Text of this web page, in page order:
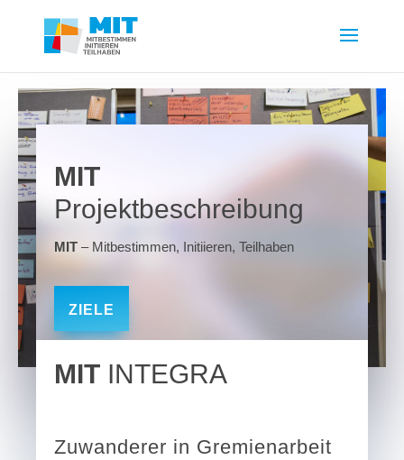
MIT
Projektbeschreibung
MIT – Mitbestimmen, Initiieren, Teilhaben
ZIELE
MIT INTEGRA
Zuwanderer in Gremienarbeit